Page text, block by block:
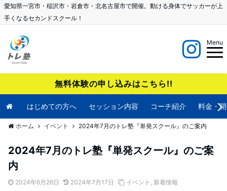
愛知県一宮市・稲沢市・岩倉市・北名古屋市で開催。動ける身体でサッカーが上
手くなるセカンドスクール！
Menu
無料体験の申し込みはこちら!!
はじめての方へ セッション内容 コーチ紹介 料金・
ホーム イベント 2024年7月のトレ塾『単発スクール』のご案内
2024年7月のトレ塾『単発スクール』のご案
内
2024年6月26日 2024年7月17日 イベント , 新着情報